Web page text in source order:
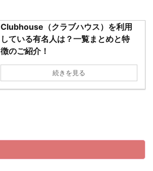
Clubhouse（クラブハウス）を利用
している有名人は？一覧まとめと特
徴のご紹介！
続きを見る